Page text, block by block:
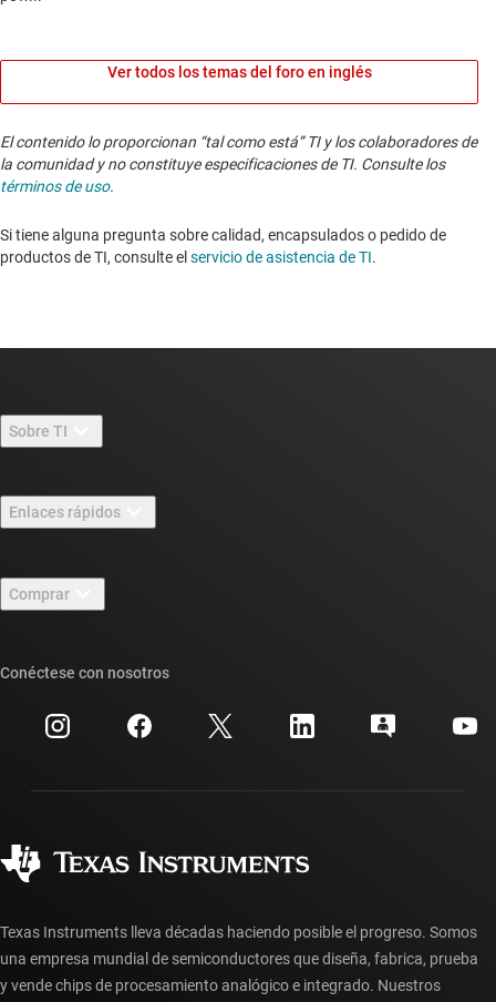
Ver todos los temas del foro en inglés
El contenido lo proporcionan “tal como está” TI y los colaboradores de
la comunidad y no constituye especificaciones de TI. Consulte los
términos de uso.
Si tiene alguna pregunta sobre calidad, encapsulados o pedido de
productos de TI, consulte el servicio de asistencia de TI. ​​​​​​​​​​​​​​
Sobre TI
Carreras laborales
Sala de redacción
Eventos
Relaciones con los inversionistas
Enlaces rápidos
Foros de soporte de diseño de TI E2E™
Búsqueda de referencias cruzadas
Centro de atención al cliente
Preguntas frecuentes sobre la cuenta myTI
Comprar
Preguntas frecuentes sobre pedidos
Conéctese con nosotros
Texas Instruments lleva décadas haciendo posible el progreso. Somos
una empresa mundial de semiconductores que diseña, fabrica, prueba
y vende chips de procesamiento analógico e integrado. Nuestros